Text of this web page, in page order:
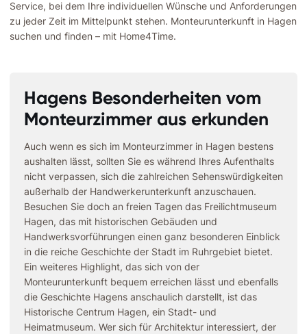
Service, bei dem Ihre individuellen Wünsche und Anforderungen
zu jeder Zeit im Mittelpunkt stehen. Monteurunterkunft in Hagen
suchen und finden – mit Home4Time.
Hagens Besonderheiten vom
Monteurzimmer aus erkunden
Auch wenn es sich im Monteurzimmer in Hagen bestens
aushalten lässt, sollten Sie es während Ihres Aufenthalts
nicht verpassen, sich die zahlreichen Sehenswürdigkeiten
außerhalb der Handwerkerunterkunft anzuschauen.
Besuchen Sie doch an freien Tagen das Freilichtmuseum
Hagen, das mit historischen Gebäuden und
Handwerksvorführungen einen ganz besonderen Einblick
in die reiche Geschichte der Stadt im Ruhrgebiet bietet.
Ein weiteres Highlight, das sich von der
Monteurunterkunft bequem erreichen lässt und ebenfalls
die Geschichte Hagens anschaulich darstellt, ist das
Historische Centrum Hagen, ein Stadt- und
Heimatmuseum. Wer sich für Architektur interessiert, der